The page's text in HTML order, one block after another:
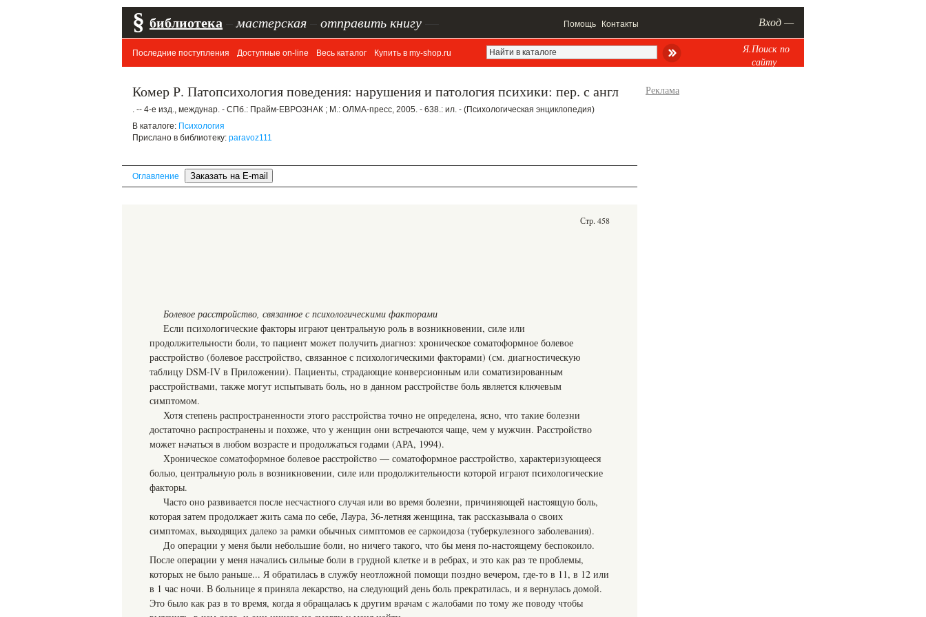
§ библиотека мастерская отправить книгу Помощь Контакты Вход —
Последние поступления Доступные on-line Весь каталог Купить в my-shop.ru
Я.Поиск по
сайту
Комер Р. Патопсихология поведения: нарушения и патология психики: пер. с англ
. -- 4-е изд., междунар. - СПб.: Прайм-ЕВРОЗНАК ; М.: ОЛМА-пресс, 2005. - 638.: ил. - (Психологическая энциклопедия)
В каталоге: Психология
Прислано в библиотеку: paravoz111
Оглавление
Стр. 458
Болевое расстройство, связанное с психологическими факторами
Если психологические факторы играют центральную роль в возникновении, силе или
продолжительности боли, то пациент может получить диагноз: хроническое соматоформное болевое
расстройство (болевое расстройство, связанное с психологическими факторами) (см. диагностическую
таблицу DSM-IV в Приложении). Пациенты, страдающие конверсионным или соматизированным
расстройствами, также могут испытывать боль, но в данном расстройстве боль является ключевым
симптомом.
Хотя степень распространенности этого расстройства точно не определена, ясно, что такие болезни
достаточно распространены и похоже, что у женщин они встречаются чаще, чем у мужчин. Расстройство
может начаться в любом возрасте и продолжаться годами (АРА, 1994).
Хроническое соматоформное болевое расстройство — соматоформное расстройство, характеризующееся
болью, центральную роль в возникновении, силе или продолжительности которой играют психологические
факторы.
Часто оно развивается после несчастного случая или во время болезни, причиняющей настоящую боль,
которая затем продолжает жить сама по себе, Лаура, 36-летняя женщина, так рассказывала о своих
симптомах, выходящих далеко за рамки обычных симптомов ее саркоидоза (туберкулезного заболевания).
До операции у меня были небольшие боли, но ничего такого, что бы меня по-настоящему беспокоило.
После операции у меня начались сильные боли в грудной клетке и в ребрах, и это как раз те проблемы,
которых не было раньше... Я обратилась в службу неотложной помощи поздно вечером, где-то в 11, в 12 или
в 1 час ночи. В больнице я приняла лекарство, на следующий день боль прекратилась, и я вернулась домой.
Это было как раз в то время, когда я обращалась к другим врачам с жалобами по тому же поводу чтобы
Реклама